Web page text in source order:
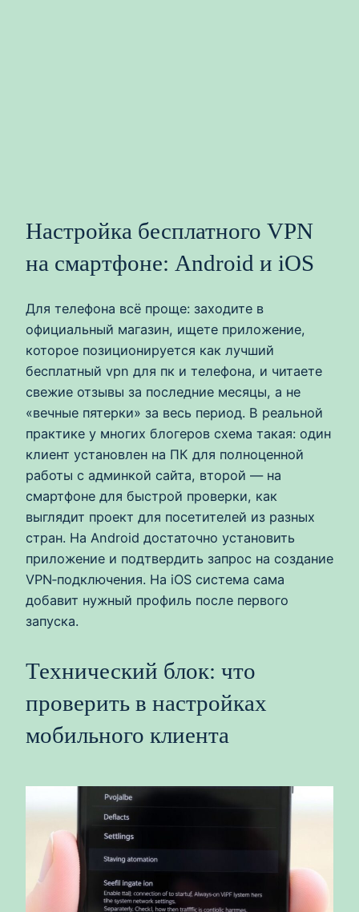
Настройка бесплатного VPN
на смартфоне: Android и iOS
Для телефона всё проще: заходите в
официальный магазин, ищете приложение,
которое позиционируется как лучший
бесплатный vpn для пк и телефона, и читаете
свежие отзывы за последние месяцы, а не
«вечные пятерки» за весь период. В реальной
практике у многих блогеров схема такая: один
клиент установлен на ПК для полноценной
работы с админкой сайта, второй — на
смартфоне для быстрой проверки, как
выглядит проект для посетителей из разных
стран. На Android достаточно установить
приложение и подтвердить запрос на создание
VPN‑подключения. На iOS система сама
добавит нужный профиль после первого
запуска.
Технический блок: что
проверить в настройках
мобильного клиента